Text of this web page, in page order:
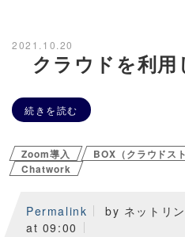
2021.10.20
クラウドを利
続きを読む
Zoom導入 BOX（クラウドス
Chatwork
Permalink
by ネットリ
at 09:00